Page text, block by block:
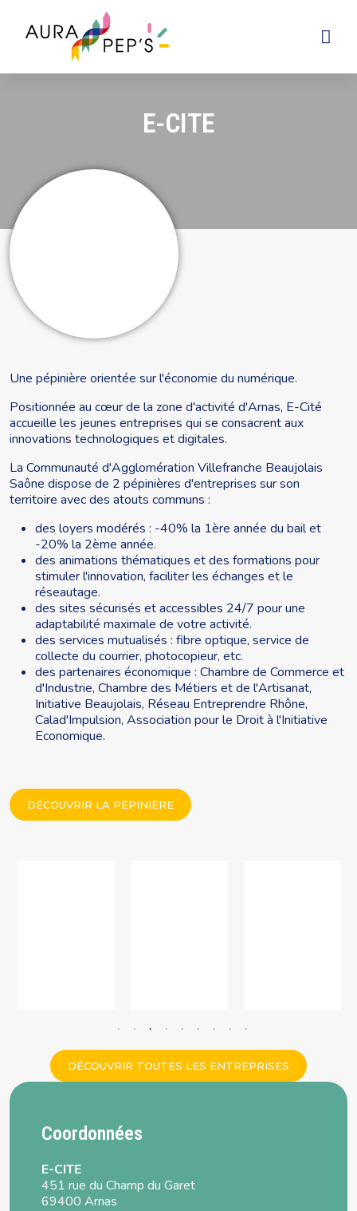
E-CITE
Une pépinière orientée sur l'économie du numérique.
Positionnée au cœur de la zone d'activité d'Arnas, E-Cité
accueille les jeunes entreprises qui se consacrent aux
innovations technologiques et digitales.
La Communauté d'Agglomération Villefranche Beaujolais
Saône dispose de 2 pépinières d'entreprises sur son
territoire avec des atouts communs :
des loyers modérés : -40% la 1ère année du bail et
-20% la 2ème année.
des animations thématiques et des formations pour
stimuler l'innovation, faciliter les échanges et le
réseautage.
des sites sécurisés et accessibles 24/7 pour une
adaptabilité maximale de votre activité.
des services mutualisés : fibre optique, service de
collecte du courrier, photocopieur, etc.
des partenaires économique : Chambre de Commerce et
d'Industrie, Chambre des Métiers et de l'Artisanat,
Initiative Beaujolais, Réseau Entreprendre Rhône,
Calad'Impulsion, Association pour le Droit à l'Initiative
Economique.
DÉCOUVRIR LA PÉPINIÈRE
DÉCOUVRIR TOUTES LES ENTREPRISES
Coordonnées
E-CITE
451 rue du Champ du Garet
69400 Arnas